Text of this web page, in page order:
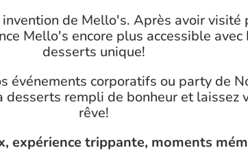
de Mello's. Après avoir visité
Mello's encore plus accessible avec
desserts unique!
événements corporatifs ou party de
desserts rempli de bonheur et
rêve!
expérience trippante, moments